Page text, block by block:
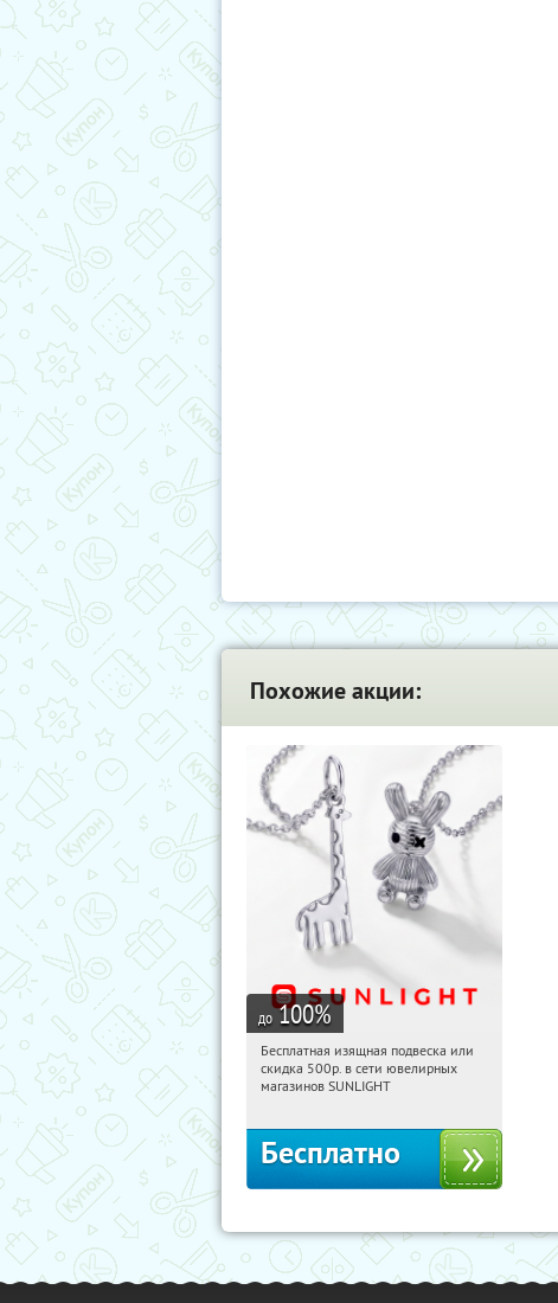
Похожие акции:
до 100%
09:28:46 Получили:
Россия
Бесплатная изящная подвеска или
скидка 500р. в сети ювелирных
магазинов SUNLIGHT
Бесплатно